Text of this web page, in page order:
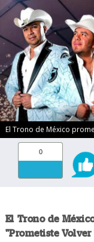
El Trono de México
0
El Trono de
"Prometiste